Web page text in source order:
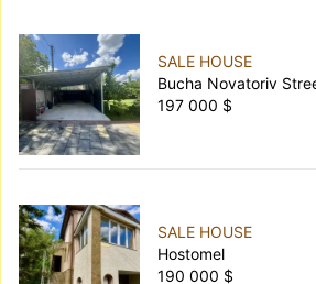
SALE HOUSE
Bucha Novatoriv
197 000 $
SALE HOUSE
Hostomel
190 000 $